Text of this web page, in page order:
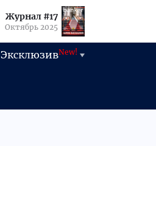
Журнал #17
Октябрь 2025
ЭксклюзивNew!